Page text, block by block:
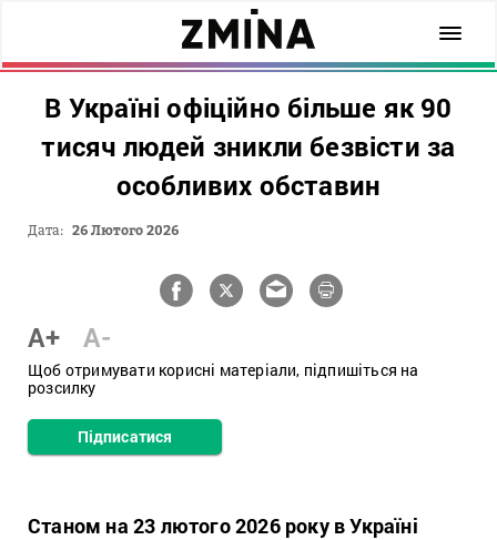
В Україні офіційно більше як 90
тисяч людей зникли безвісти за
особливих обставин
Дата: 26 Лютого 2026
A+ A-
Щоб отримувати корисні матеріали, підпишіться на
розсилку
Підписатися
Станом на 23 лютого 2026 року в Україні